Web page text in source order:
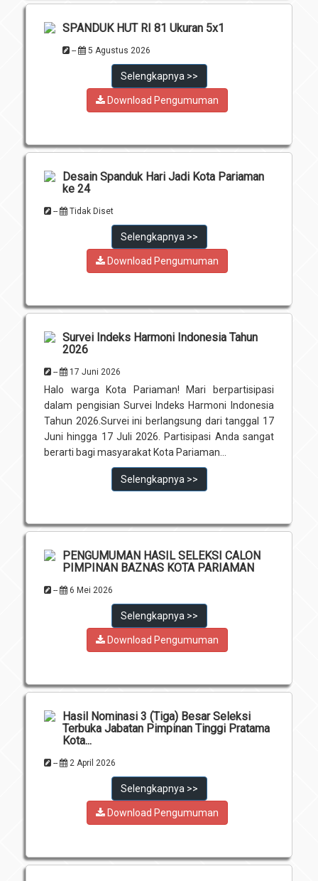
Download
Penghargaan
SPANDUK HUT RI 81 Ukuran 5x1
-- 5 Agustus 2026
Selengkapnya >>
Download Pengumuman
Desain Spanduk Hari Jadi Kota Pariaman
ke 24
-- Tidak Diset
Selengkapnya >>
Download Pengumuman
Survei Indeks Harmoni Indonesia Tahun
2026
-- 17 Juni 2026
Halo warga Kota Pariaman! Mari berpartisipasi
dalam pengisian Survei Indeks Harmoni Indonesia
Tahun 2026.Survei ini berlangsung dari tanggal 17
Juni hingga 17 Juli 2026. Partisipasi Anda sangat
berarti bagi masyarakat Kota Pariaman...
Selengkapnya >>
PENGUMUMAN HASIL SELEKSI CALON
PIMPINAN BAZNAS KOTA PARIAMAN
-- 6 Mei 2026
Selengkapnya >>
Download Pengumuman
Hasil Nominasi 3 (Tiga) Besar Seleksi
Terbuka Jabatan Pimpinan Tinggi Pratama
Kota...
-- 2 April 2026
Selengkapnya >>
Download Pengumuman